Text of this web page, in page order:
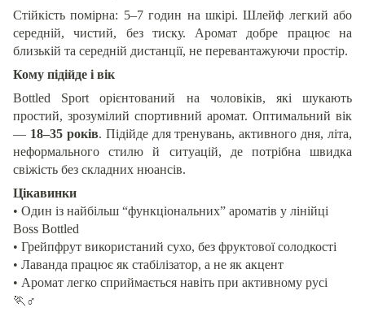
Стійкість помірна: 5–7 годин на шкірі. Шлейф легкий або
середній, чистий, без тиску. Аромат добре працює на
близькій та середній дистанції, не перевантажуючи простір.
Кому підійде і вік
Bottled Sport орієнтований на чоловіків, які шукають
простий, зрозумілий спортивний аромат. Оптимальний вік
— 18–35 років. Підійде для тренувань, активного дня, літа,
неформального стилю й ситуацій, де потрібна швидка
свіжість без складних нюансів.
Цікавинки
• Один із найбільш “функціональних” ароматів у лінійці
Boss Bottled
• Грейпфрут використаний сухо, без фруктової солодкості
• Лаванда працює як стабілізатор, а не як акцент
• Аромат легко сприймається навіть при активному русі
🏃 ‍♂️